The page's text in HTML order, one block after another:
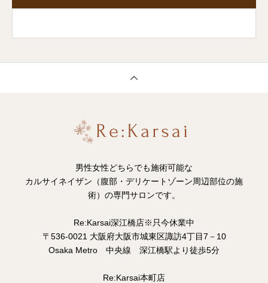
男性女性どちらでも施術可能な
カルサイネイザン（腹部・デリケートゾーン周辺部位の施
術）の専門サロンです。
Re:Karsai深江橋店※只今休業中
〒536-0021 大阪府大阪市城東区諏訪4丁目7－10
Osaka Metro 中央線 深江橋駅より徒歩5分
Re:Karsai本町店